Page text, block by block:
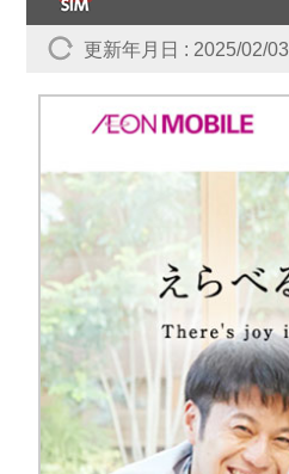
更新年月日 : 2025/02/03